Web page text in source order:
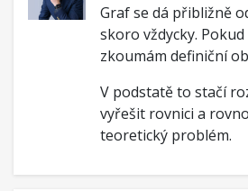
Graf se dá přibližně
skoro vždycky.
zkoumám definiční
V podstatě to stačí
vyřešit rovnici a
teoretický problém.